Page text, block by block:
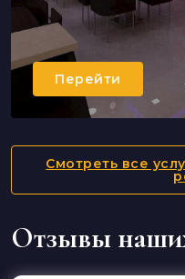
Перейти
Смотреть все
Отзывы